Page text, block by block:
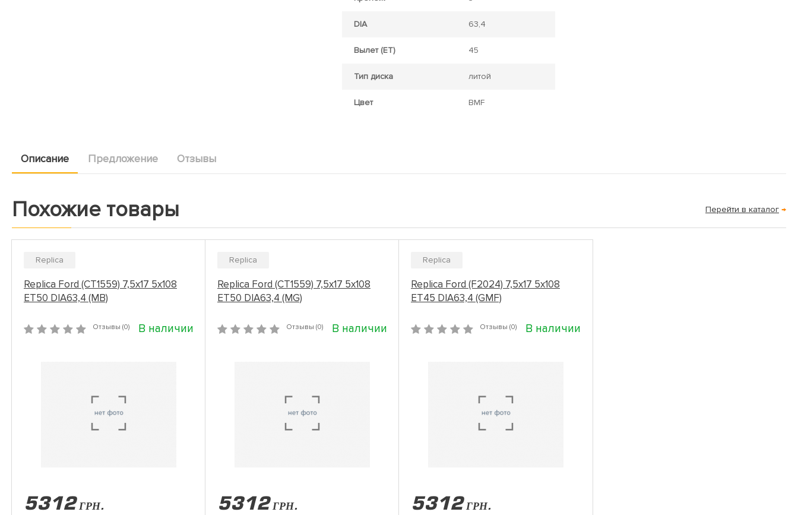
DIA 63,4
Вылет (ET) 45
Тип диска литой
Цвет BMF
Описание Предложение Отзывы
Похожие товары Перейти в каталог →
Replica
Replica Ford (CT1559) 7,5x17 5x108
ET50 DIA63,4 (MB)
Отзывы (0) В наличии
5312 ГРН.
Replica
Replica Ford (CT1559) 7,5x17 5x108
ET50 DIA63,4 (MG)
Отзывы (0) В наличии
5312 ГРН.
Replica
Replica Ford (F2024) 7,5x17 5x108
ET45 DIA63,4 (GMF)
Отзывы (0) В наличии
5312 ГРН.